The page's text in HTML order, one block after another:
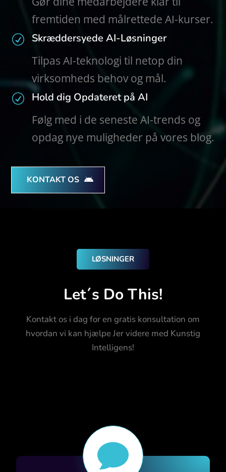
fremtiden med målrettede AI-kurser.
R Skræddersyede AI-Løsninger
Tilpas AI-teknologi til netop din
virksomheds behov og mål.
R Hold dig Opdateret på AI
Følg med i de seneste AI-trends og
opdag nye muligheder på vores blog.
KONTAKT OS
LØSNINGER
Let´s Do This!
Kontakt os i dag for en gratis konsultation om
hvordan vi kan hjælpe Jer videre med Kunstig
Intelligens!
